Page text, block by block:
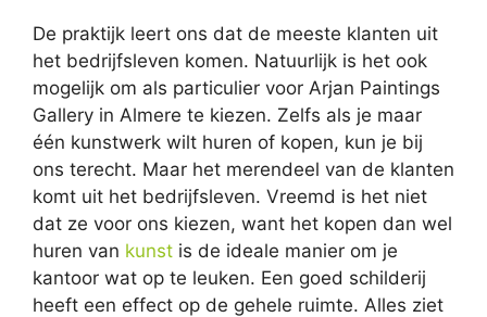
De praktijk leert ons dat de meeste klanten uit
het bedrijfsleven komen. Natuurlijk is het ook
mogelijk om als particulier voor Arjan Paintings
Gallery in Almere te kiezen. Zelfs als je maar
één kunstwerk wilt huren of kopen, kun je bij
ons terecht. Maar het merendeel van de klanten
komt uit het bedrijfsleven. Vreemd is het niet
dat ze voor ons kiezen, want het kopen dan wel
huren van kunst is de ideale manier om je
kantoor wat op te leuken. Een goed schilderij
heeft een effect op de gehele ruimte. Alles ziet